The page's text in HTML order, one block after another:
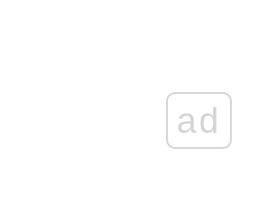
ad